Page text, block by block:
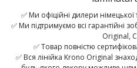
✅ Ми офіційні дилери
✅ Ми підтримуємо всі гарантійні
Original,
✅ Товар повністю
✅ Вся лінійка Krono Original